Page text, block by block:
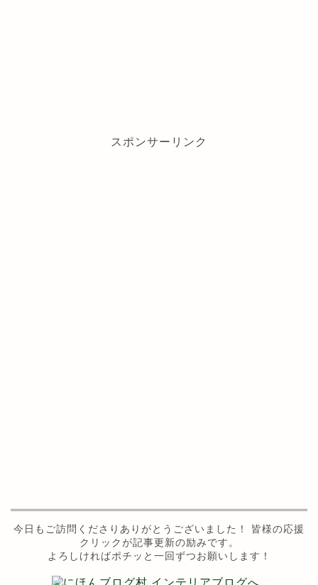
スポンサーリンク
今日もご訪問くださりありがとうございました！ 皆様の応援
クリックが記事更新の励みです。
よろしければポチッと一回ずつお願いします！